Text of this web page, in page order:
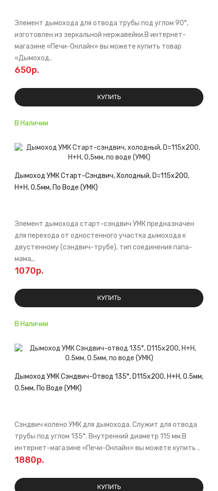
В Наличии
Элемент дымохода для отвода трубы под углом 90°,
изготовлен из зеркальной нержавейки.В интернет-
магазине «Печи-Онлайн» вы можете купить товар
«Дымоход..
650р.
КУПИТЬ
В Наличии
Дымоход УМК Старт-Сэндвич, Холодный, D=115х200,
Н+Н, 0,5мм, По Воде (УМК)
Элемент дымохода старт-сэндвич УМК предназначен
для перехода от одностенного участка дымохода к
двустенному (сэндвич-трубе), тип соединения папа-
мама,..
1070р.
КУПИТЬ
Дымоход УМК Сэндвич-Отвод 135°, D115х200, Н+Н, 0.5мм,
0.5мм, По Воде (УМК)
Сэндвич колено УМК для дымохода. Служит для отвода
трубы под углом 135°. Внутренний диаметр 115 мм.В
интернет-магазине «Печи-Онлайн» вы можете купить ..
1880р.
КУПИТЬ